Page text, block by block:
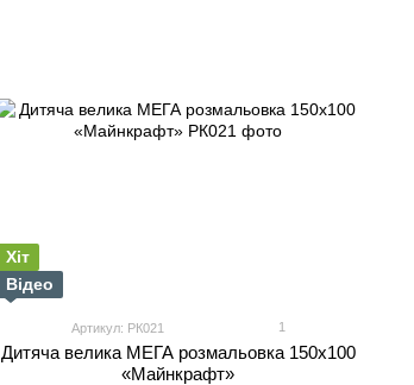
Хіт
Відео
Артикул: РК021 1
Дитяча велика МЕГА розмальовка 150х100
«Майнкрафт»